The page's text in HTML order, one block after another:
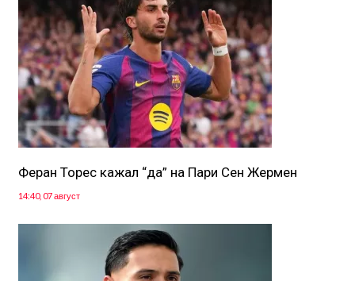
Феран Торес кажал “да” на Пари Сен Жермен
14:40, 07 август